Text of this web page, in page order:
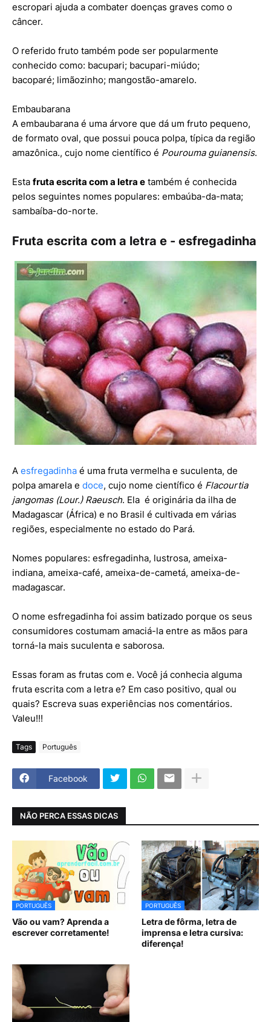
escropari ajuda a combater doenças graves como o
câncer.
O referido fruto também pode ser popularmente
conhecido como: bacupari; bacupari-miúdo;
bacoparé; limãozinho; mangostão-amarelo.
Embaubarana
A embaubarana é uma árvore que dá um fruto pequeno,
de formato oval, que possui pouca polpa, típica da região
amazônica., cujo nome científico é Pourouma guianensis.
Esta fruta escrita com a letra e também é conhecida
pelos seguintes nomes populares: embaúba-da-mata;
sambaíba-do-norte.
Fruta escrita com a letra e - esfregadinha
A esfregadinha é uma fruta vermelha e suculenta, de
polpa amarela e doce, cujo nome científico é Flacourtia
jangomas (Lour.) Raeusch. Ela é originária da ilha de
Madagascar (África) e no Brasil é cultivada em várias
regiões, especialmente no estado do Pará.
Nomes populares: esfregadinha, lustrosa, ameixa-
indiana, ameixa-café, ameixa-de-cametá, ameixa-de-
madagascar.
O nome esfregadinha foi assim batizado porque os seus
consumidores costumam amaciá-la entre as mãos para
torná-la mais suculenta e saborosa.
Essas foram as frutas com e. Você já conhecia alguma
fruta escrita com a letra e? Em caso positivo, qual ou
quais? Escreva suas experiências nos comentários.
Valeu!!!
Tags Português
Facebook
NÃO PERCA ESSAS DICAS
PORTUGUÊS
Vão ou vam? Aprenda a
escrever corretamente!
PORTUGUÊS
Letra de fôrma, letra de
imprensa e letra cursiva:
diferença!